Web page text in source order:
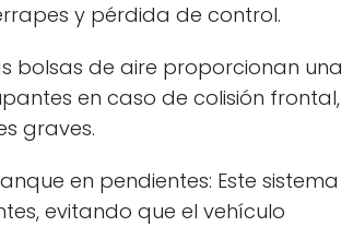
y pérdida de control.
bolsas de aire proporcionan una
en caso de colisión frontal,
graves.
en pendientes: Este sistema
evitando que el vehículo